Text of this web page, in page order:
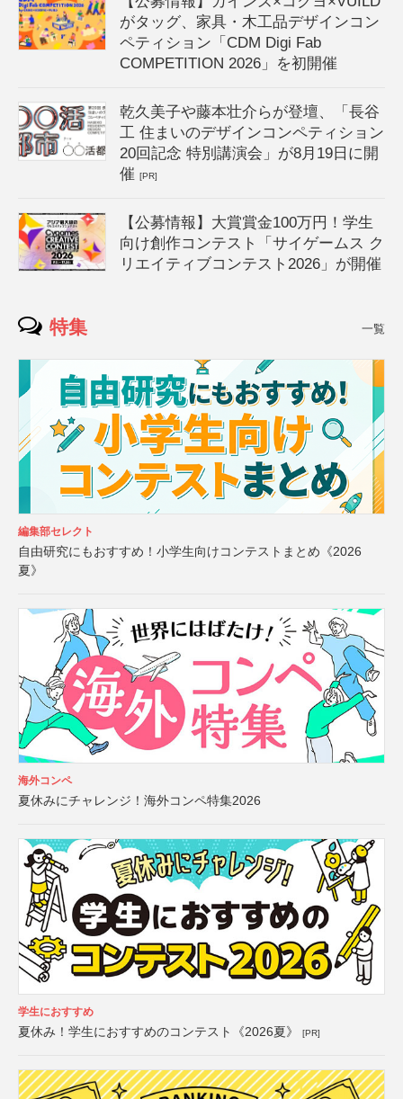
がタッグ、家具・木工品デザインコン
ペティション「CDM Digi Fab
COMPETITION 2026」を初開催
乾久美子や藤本壮介らが登壇、「長谷
工 住まいのデザインコンペティション
20回記念 特別講演会」が8月19日に開
催[PR]
【公募情報】大賞賞金100万円！学生
向け創作コンテスト「サイゲームス ク
リエイティブコンテスト2026」が開催
特集 一覧
編集部セレクト
自由研究にもおすすめ！小学生向けコンテストまとめ《2026
夏》
海外コンペ
夏休みにチャレンジ！海外コンペ特集2026
学生におすすめ
夏休み！学生におすすめのコンテスト《2026夏》 [PR]